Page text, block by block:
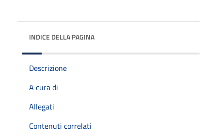
INDICE DELLA PAGINA
Descrizione
A cura di
Allegati
Contenuti correlati